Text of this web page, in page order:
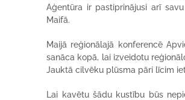
Aģentūra ir pastiprinājusi arī
Maifā.
Maijā reģionālajā konferencē
sanāca kopā, lai izveidotu
Jauktā cilvēku plūsma pāri līcim
Lai kavētu šādu kustību būs